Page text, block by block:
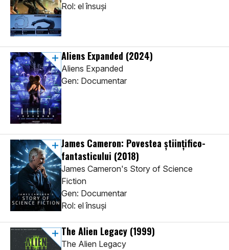
Rol: el însuși
Aliens Expanded (2024)
Aliens Expanded
Gen: Documentar
James Cameron: Povestea științifico-
fantasticului (2018)
James Cameron's Story of Science
Fiction
Gen: Documentar
Rol: el însuși
The Alien Legacy (1999)
The Alien Legacy